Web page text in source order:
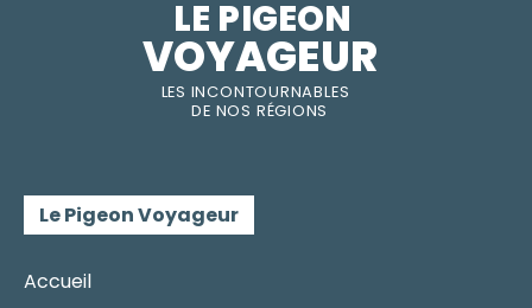
LES INCONTOURNABLES
DE NOS RÉGIONS
LE PIGEON
VOYAGEUR
Le Pigeon Voyageur
Accueil